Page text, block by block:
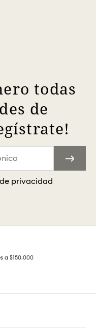
todas
de
privacidad
a $150.000